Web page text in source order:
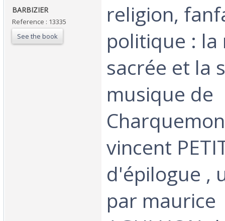
‎BARBIZIER‎
Reference : 13335
See the book
‎religion,
politique : la
sacrée et la
musique de
vincent
d'épilogue ,
par maurice